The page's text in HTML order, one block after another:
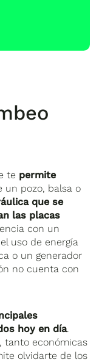
te permite
un pozo, balsa o
que se
las placas
con un
uso de energía
o un generador
no cuenta con
hoy en día.
tanto económicas
olvidarte de los